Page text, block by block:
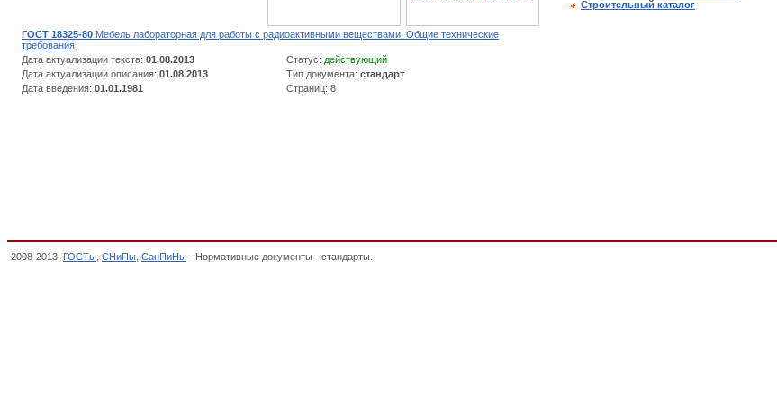
ГОСТ 18325-80 Мебель лабораторная для работы с радиоактивными веществами. Общие технические
требования
Дата актуализации текста: 01.08.2013 Статус: действующий
Дата актуализации описания: 01.08.2013 Тип документа: стандарт
Дата введения: 01.01.1981 Страниц: 8
Строительный каталог
2008-2013. ГОСТы СНиПы СанПиНы - Нормативные документы - стандарты.